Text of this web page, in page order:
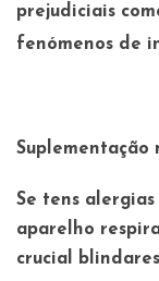
prejudiciais
fenómenos de
Suplementação
Se tens
aparelho
crucial